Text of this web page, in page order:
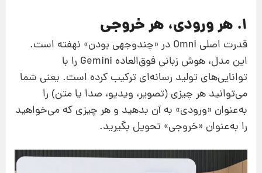
۱. هر ورودی، هر خروجی
قدرت اصلی Omni در «چندوجهی بودن» نهفته است.
این مدل، هوش زبانی فوق‌العاده‌ Gemini را با
توانایی‌های تولید رسانه‌ای ترکیب کرده است. یعنی شما
می‌توانید هر چیزی (تصویر، ویدیو، صدا یا متن) را
به‌عنوان «ورودی» به آن بدهید و هر چیزی که می‌خواهید
را به‌عنوان «خروجی» تحویل بگیرید.